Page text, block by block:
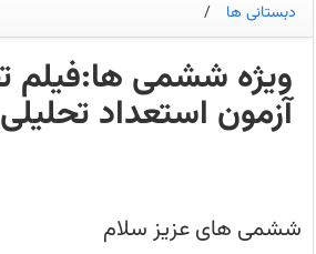
دبستانی ها /
ویژه ششمی ها:فیلم
آزمون استعداد تحلیلی 3+3
که
ششمی های عزیز سلام